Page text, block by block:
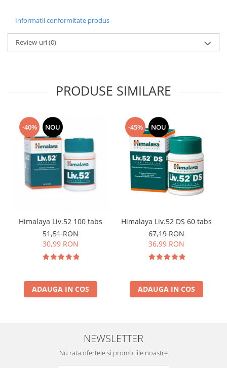
Informatii conformitate produs
Review-uri(0)
PRODUSE SIMILARE
-40% NOU
Himalaya Liv.52 100 tabs
51,51 RON
30,99 RON
ADAUGA IN COS
-45% NOU
Himalaya Liv.52 DS 60 tabs
67,19 RON
36,99 RON
ADAUGA IN COS
NEWSLETTER
Nu rata ofertele si promotiile noastre